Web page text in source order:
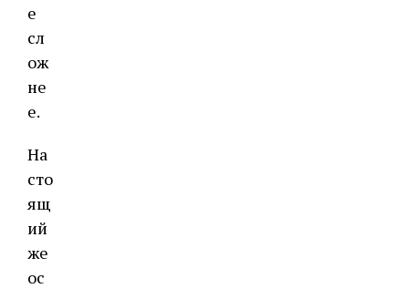
е
сл
ож
не
е.
На
сто
ящ
ий
же
ос